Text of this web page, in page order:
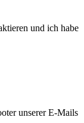
und ich habe
unserer E-Mails